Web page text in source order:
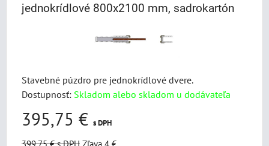
jednokrídlové 800x2100 mm, sadrokartón
Stavebné púzdro pre jednokrídlové dvere.
Dostupnosť: Skladom alebo skladom u dodávateľa
395,75 € s DPH
399,75 €s DPH Zľava 4 €